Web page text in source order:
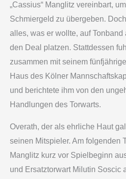
„Cassius“ Manglitz vereinbart,
Schmiergeld zu übergeben.
alles, was er wollte, auf
den Deal platzen. Stattdessen
zusammen mit seinem
Haus des Kölner
und berichtete ihm von den
Handlungen des Torwarts.
Overath, der als ehrliche Haut
seinen Mitspieler. Am folgenden
Manglitz kurz vor Spielbeginn
und Ersatztorwart Milutin Soscic